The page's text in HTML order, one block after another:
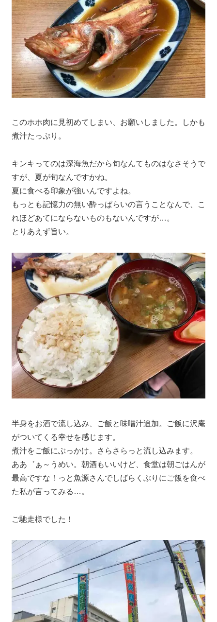
このホホ肉に見初めてしまい、お願いしました。しかも
煮汁たっぷり。
キンキってのは深海魚だから旬なんてものはなさそうで
すが、夏が旬なんですかね。
夏に食べる印象が強いんですよね。
もっとも記憶力の無い酔っぱらいの言うことなんで、こ
れほどあてにならないものもないんですが…。
とりあえず旨い。
半身をお酒で流し込み、ご飯と味噌汁追加。ご飯に沢庵
がついてくる幸せを感じます。
煮汁をご飯にぶっかけ。さらさらっと流し込みます。
ああ゛ぁ～うめい。朝酒もいいけど、食堂は朝ごはんが
最高ですな！っと魚源さんでしばらくぶりにご飯を食べ
た私が言ってみる…。
ご馳走様でした！